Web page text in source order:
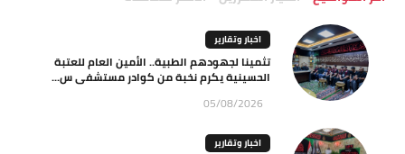
اخبار وتقارير
تثمينا لجهودهم الطبية.. الأمين العام للعتبة
الحسينية يكرم نخبة من كوادر مستشفى س...
05/08/2026
اخبار وتقارير